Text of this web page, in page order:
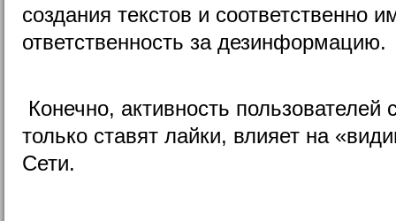
создания текстов и
ответственность за дезинформацию.
Конечно, активность
только ставят лайки, влияет на
Сети.